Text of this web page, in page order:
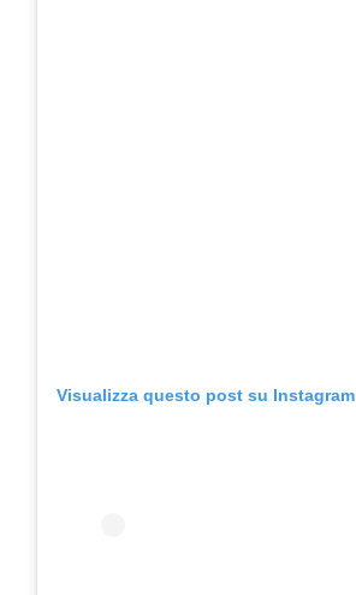
Visualizza questo post su Instagram